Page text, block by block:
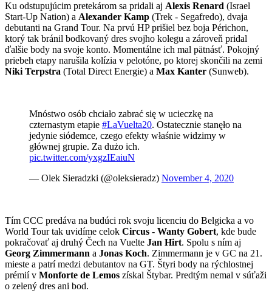
Ku odstupujúcim pretekárom sa pridali aj Alexis Renard (Israel
Start-Up Nation) a Alexander Kamp (Trek - Segafredo), dvaja
debutanti na Grand Tour. Na prvú HP prišiel bez boja Périchon,
ktorý tak bránil bodkovaný dres svojho kolegu a zároveň pridal
ďalšie body na svoje konto. Momentálne ich mal pätnásť. Pokojný
priebeh etapy narušila kolízia v pelotóne, po ktorej skončili na zemi
Niki Terpstra (Total Direct Energie) a Max Kanter (Sunweb).
Mnóstwo osób chciało zabrać się w ucieczkę na
czternastym etapie #LaVuelta20. Ostatecznie stanęło na
jedynie siódemce, czego efekty właśnie widzimy w
głównej grupie. Za dużo ich.
pic.twitter.com/yxgzIEaiuN
— Olek Sieradzki (@oleksieradz) November 4, 2020
Tím CCC predáva na budúci rok svoju licenciu do Belgicka a vo
World Tour tak uvidíme celok Circus - Wanty Gobert, kde bude
pokračovať aj druhý Čech na Vuelte Jan Hirt. Spolu s ním aj
Georg Zimmermann a Jonas Koch. Zimmermann je v GC na 21.
mieste a patrí medzi debutantov na GT. Štyri body na rýchlostnej
prémií v Monforte de Lemos získal Štybar. Predtým nemal v súťaži
o zelený dres ani bod.